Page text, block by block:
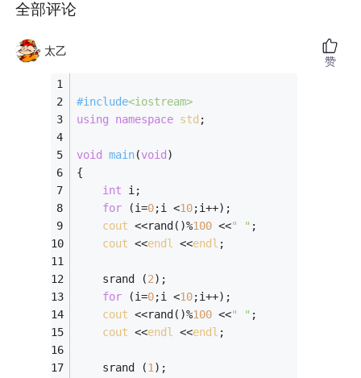
全部评论
太乙
#include<iostream>
using
namespace std ;
void main(void )
{
int i;
for (i=0;i <10;i++);
cout <<rand()%100 <<" " ;
cout <<endl <<endl ;
	srand (
2);
for (i=0;i <10;i++);
cout <<rand()%100 <<" " ;
cout <<endl <<endl ;
	srand (
1);
赞